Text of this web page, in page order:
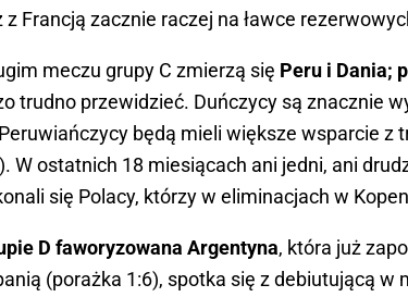
z Francją zacznie raczej na ławce
meczu grupy C zmierzą się Peru i Dania;
trudno przewidzieć. Duńczycy są znacznie
będą mieli większe wsparcie z
W ostatnich 18 miesiącach ani jedni, ani
się Polacy, którzy w eliminacjach w
D faworyzowana Argentyna, która już
(porażka 1:6), spotka się z debiutującą w